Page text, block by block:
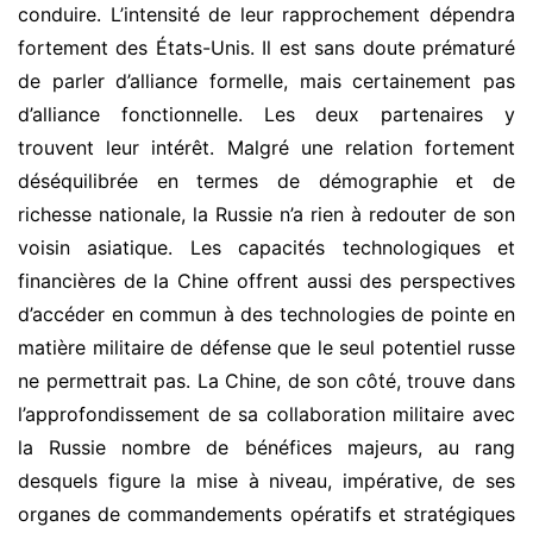
conduire. L’intensité de leur rapprochement dépendra
fortement des États-Unis. Il est sans doute prématuré
de parler d’alliance formelle, mais certainement pas
d’alliance fonctionnelle. Les deux partenaires y
trouvent leur intérêt. Malgré une relation fortement
déséquilibrée en termes de démographie et de
richesse nationale, la Russie n’a rien à redouter de son
voisin asiatique. Les capacités technologiques et
financières de la Chine offrent aussi des perspectives
d’accéder en commun à des technologies de pointe en
matière militaire de défense que le seul potentiel russe
ne permettrait pas. La Chine, de son côté, trouve dans
l’approfondissement de sa collaboration militaire avec
la Russie nombre de bénéfices majeurs, au rang
desquels figure la mise à niveau, impérative, de ses
organes de commandements opératifs et stratégiques